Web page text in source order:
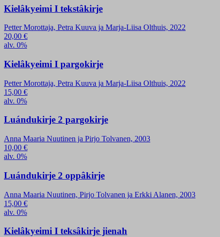
Kielâkyeimi I tekstâkirje
Petter Morottaja, Petra Kuuva ja Marja-Liisa Olthuis, 2022
20,00 €
alv. 0%
Kielâkyeimi I pargokirje
Petter Morottaja, Petra Kuuva ja Marja-Liisa Olthuis, 2022
15,00 €
alv. 0%
Luándukirje 2 pargokirje
Anna Maaria Nuutinen ja Pirjo Tolvanen, 2003
10,00 €
alv. 0%
Luándukirje 2 oppâkirje
Anna Maaria Nuutinen, Pirjo Tolvanen ja Erkki Alanen, 2003
15,00 €
alv. 0%
Kielâkyeimi I teksâkirje jienah